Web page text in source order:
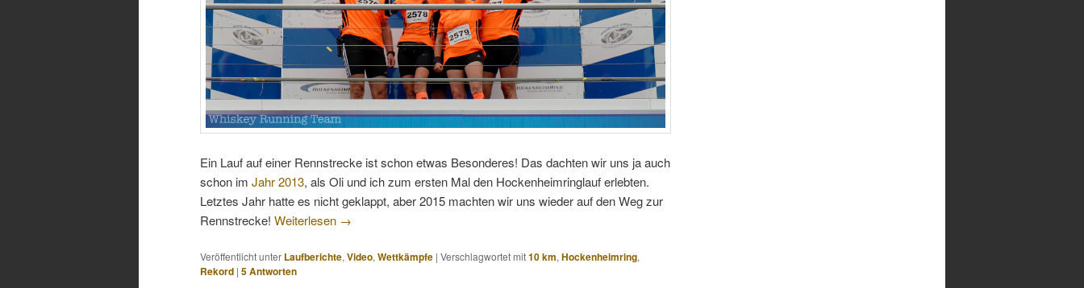
Ein Lauf auf einer Rennstrecke ist schon etwas Besonderes! Das dachten wir uns ja auch
schon im Jahr 2013, als Oli und ich zum ersten Mal den Hockenheimringlauf erlebten.
Letztes Jahr hatte es nicht geklappt, aber 2015 machten wir uns wieder auf den Weg zur
Rennstrecke! Weiterlesen →
Veröffentlicht unter Laufberichte, Video, Wettkämpfe | Verschlagwortet mit10 km, Hockenheimring,
Rekord | 5Antworten